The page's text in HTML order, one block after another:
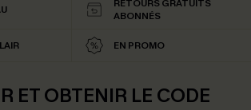
RETOURS GRATUITS
ABONNÉS
EN PROMO
ET OBTENIR LE CODE